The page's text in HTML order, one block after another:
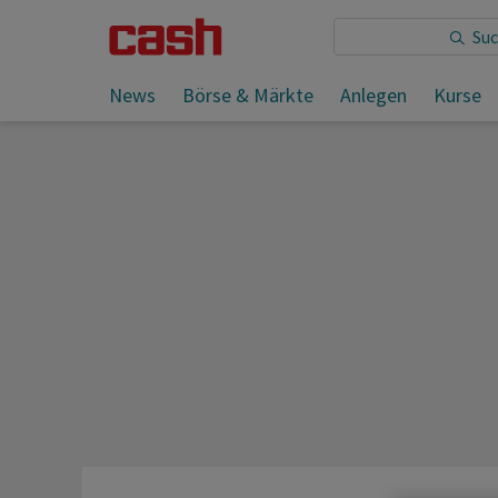
News Börse & Märkte Anlegen Kurse
Sie lesen: